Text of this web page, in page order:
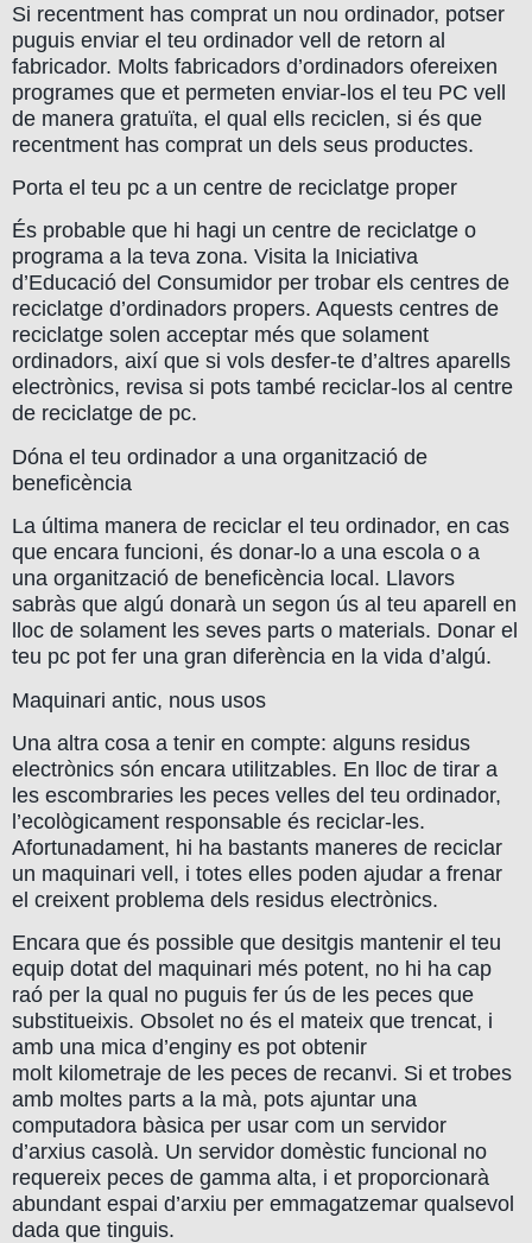
Si recentment has comprat un nou ordinador, potser
puguis enviar el teu ordinador vell de retorn al
fabricador. Molts fabricadors d’ordinadors ofereixen
programes que et permeten enviar-los el teu PC vell
de manera gratuïta, el qual ells reciclen, si és que
recentment has comprat un dels seus productes.
Porta el teu pc a un centre de reciclatge proper
És probable que hi hagi un centre de reciclatge o
programa a la teva zona. Visita la Iniciativa
d’Educació del Consumidor per trobar els centres de
reciclatge d’ordinadors propers. Aquests centres de
reciclatge solen acceptar més que solament
ordinadors, així que si vols desfer-te d’altres aparells
electrònics, revisa si pots també reciclar-los al centre
de reciclatge de pc.
Dóna el teu ordinador a una organització de
beneficència
La última manera de reciclar el teu ordinador, en cas
que encara funcioni, és donar-lo a una escola o a
una organització de beneficència local. Llavors
sabràs que algú donarà un segon ús al teu aparell en
lloc de solament les seves parts o materials. Donar el
teu pc pot fer una gran diferència en la vida d’algú.
Maquinari antic, nous usos
Una altra cosa a tenir en compte: alguns residus
electrònics són encara utilitzables. En lloc de tirar a
les escombraries les peces velles del teu ordinador,
l’ecològicament responsable és reciclar-les.
Afortunadament, hi ha bastants maneres de reciclar
un maquinari vell, i totes elles poden ajudar a frenar
el creixent problema dels residus electrònics.
Encara que és possible que desitgis mantenir el teu
equip dotat del maquinari més potent, no hi ha cap
raó per la qual no puguis fer ús de les peces que
substitueixis. Obsolet no és el mateix que trencat, i
amb una mica d’enginy es pot obtenir
molt kilometraje de les peces de recanvi. Si et trobes
amb moltes parts a la mà, pots ajuntar una
computadora bàsica per usar com un servidor
d’arxius casolà. Un servidor domèstic funcional no
requereix peces de gamma alta, i et proporcionarà
abundant espai d’arxiu per emmagatzemar qualsevol
dada que tinguis.